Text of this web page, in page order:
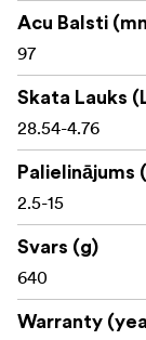
Maksimālā
bezgalībai
97 mm acu
Redzes
Aptuveni
Aptuveni
IP67
Acu Balsti
97
Skata Lauks
28.54-4.76
Palielinājums
2.5-15
Svars (g)
640
Warranty